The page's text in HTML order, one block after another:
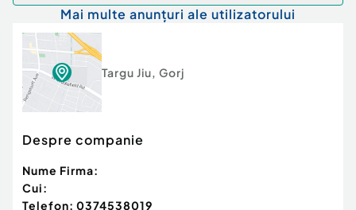
Mai multe anunțuri ale utilizatorului
Targu Jiu, Gorj
Despre companie
Nume Firma:
Cui:
Telefon: 0374538019